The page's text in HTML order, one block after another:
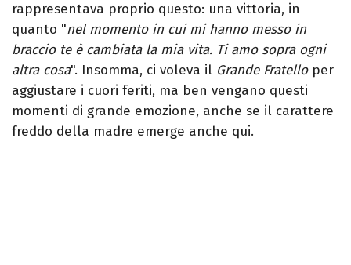
rappresentava proprio questo: una vittoria, in
quanto "nel momento in cui mi hanno messo in
braccio te è cambiata la mia vita. Ti amo sopra ogni
altra cosa". Insomma, ci voleva il Grande Fratelloper
aggiustare i cuori feriti, ma ben vengano questi
momenti di grande emozione, anche se il carattere
freddo della madre emerge anche qui.